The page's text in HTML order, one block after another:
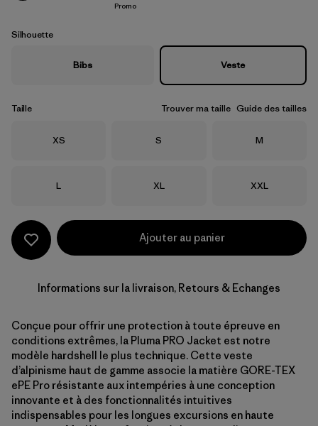
Promo
Silhouette
Bibs Veste
Taille Trouver ma taille Guide des tailles
Taille
XS Taille
S Taille
M
Taille
L Taille
XL Taille
XXL
Ajouter au panier
Informations sur la livraison, Retours & Echanges
Conçue pour offrir une protection à toute épreuve en
conditions extrêmes, la Pluma PRO Jacket est notre
modèle hardshell le plus technique. Cette veste
d’alpinisme haut de gamme associe la matière GORE-TEX
ePE Pro résistante aux intempéries à une conception
innovante et à des fonctionnalités intuitives
indispensables pour les longues excursions en haute